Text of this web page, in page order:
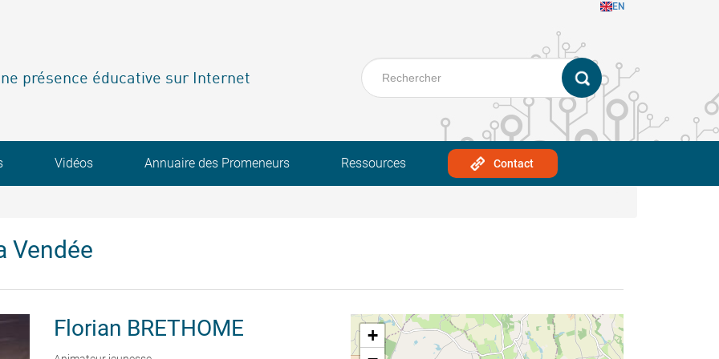
EN
présence éducative sur Internet
Vidéos Annuaire des Promeneurs Ressources Contact
Vendée
Florian BRETHOME
+